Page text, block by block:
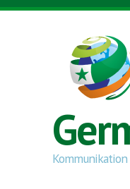
Skip to main content
Kommunikation